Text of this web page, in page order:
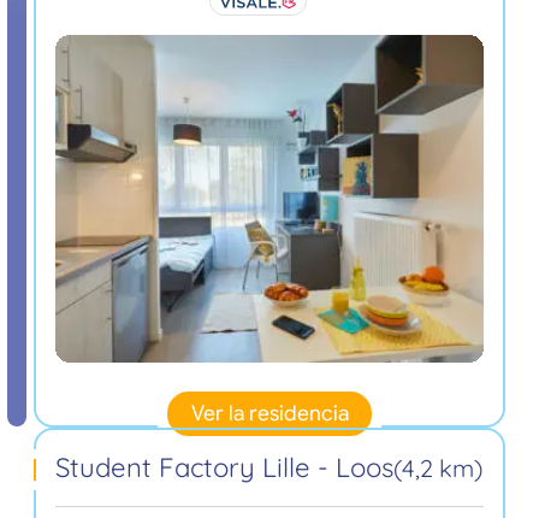
Ver la residencia
Student Factory Lille - Loos(4,2 km)